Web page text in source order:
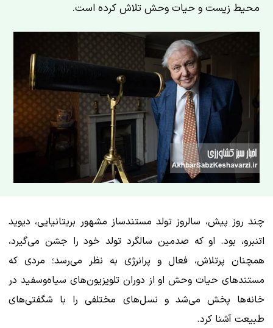
محیط زیست و حیات وحش تلاش کرده است.
چند روز پیش، سالروز تولد مستندساز مشهور بریتانیایی، دیوید
اتنبرو، بود. او که صدمین سالگرد تولد خود را جشن می‌گیرد،
همچنان پرتلاش، فعال و پرانرژی به نظر می‌رسد؛ مردی که
مستندهای حیات وحش او از دوران تلویزیون‌های سیاه‌وسفید در
خانه‌ها پخش می‌شد و نسل‌های مختلفی را با شگفتی‌های
طبیعت آشنا کرد.